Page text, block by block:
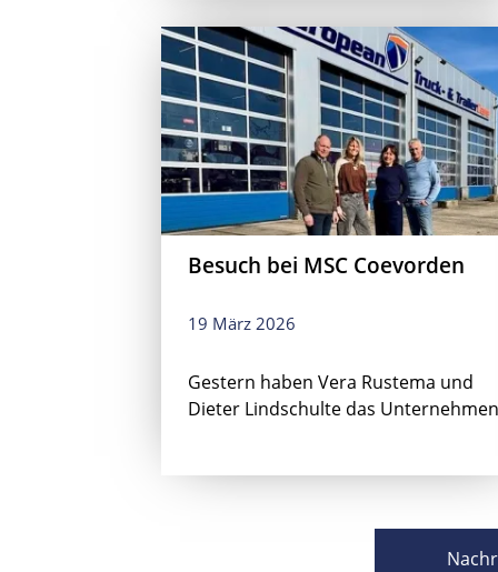
Besuch bei MSC Coevorden
19 März 2026
Gestern haben Vera Rustema und
Dieter Lindschulte das Unternehmen